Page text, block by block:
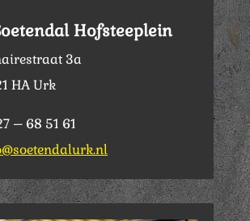
Hofsteeplein
3a
HA Urk
– 68 51 61